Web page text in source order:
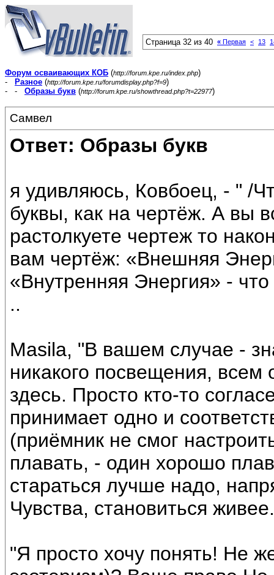
Страница 32 из 40 « Первая < 13
Форум осваивающих КОБ (http://forum.kpe.ru/index.php)
-
Разное (http://forum.kpe.ru/forumdisplay.php?f=9)
- - Образы букв (http://forum.kpe.ru/showthread.php?t=22977)
Самвел
Ответ: Образы букв
я удивляюсь, Ковбоец, - " /
буквы, как на чертёж. А вы
растолкуете чертеж то
вам чертёж: «Внешняя
«Внутренняя Энергия» - что
..
Masila, "В вашем случае -
никакого посвещения,
здесь. Просто кто-то
принимает одно и
(приёмник не смог
плавать, - один хорошо
стараться лучше надо,
Чувства, становиться живее.
"Я просто хочу понять! Не